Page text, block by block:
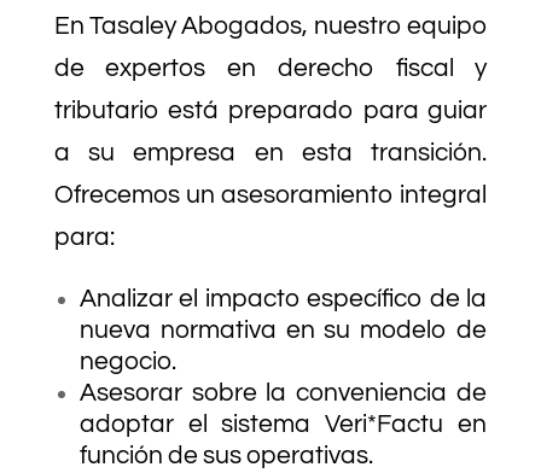
En Tasaley Abogados, nuestro equipo
de expertos en derecho fiscal y
tributario está preparado para guiar
a su empresa en esta transición.
Ofrecemos un asesoramiento integral
para:
Analizar el impacto específico de la
nueva normativa en su modelo de
negocio.
Asesorar sobre la conveniencia de
adoptar el sistema Veri*Factu en
función de sus operativas.